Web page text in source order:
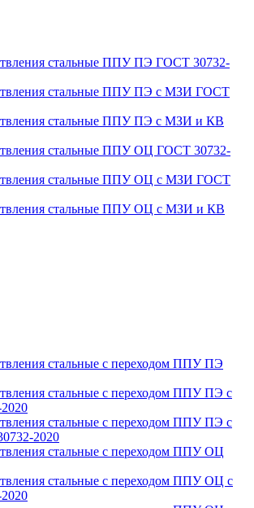
стальные ППУ ПЭ ГОСТ 30732-
стальные ППУ ПЭ с МЗИ ГОСТ
стальные ППУ ПЭ с МЗИ и КВ
стальные ППУ ОЦ ГОСТ 30732-
стальные ППУ ОЦ с МЗИ ГОСТ
стальные ППУ ОЦ с МЗИ и КВ
стальные с переходом ППУ ПЭ
стальные с переходом ППУ ПЭ с
стальные с переходом ППУ ПЭ с
2020
стальные с переходом ППУ ОЦ
стальные с переходом ППУ ОЦ с